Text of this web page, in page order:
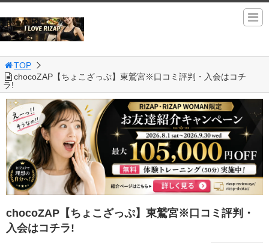
TOP
chocoZAP【ちょこざっぷ】東鷲宮※口コミ評判・入会はコチ
ラ!
chocoZAP【ちょこざっぷ】東鷲宮※口コミ評判・
入会はコチラ!